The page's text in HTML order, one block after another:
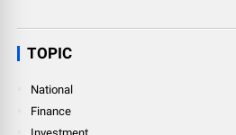
TOPIC
National
Finance